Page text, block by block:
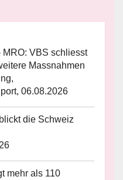
VBS schliesst
Massnahmen
06.08.2026
die Schweiz
mehr als 110